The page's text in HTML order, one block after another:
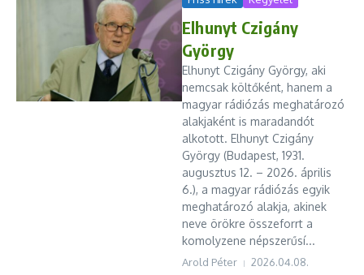
Elhunyt Czigány
György
Elhunyt Czigány György, aki
nemcsak költőként, hanem a
magyar rádiózás meghatározó
alakjaként is maradandót
alkotott. Elhunyt Czigány
György (Budapest, 1931.
augusztus 12. – 2026. április
6.), a magyar rádiózás egyik
meghatározó alakja, akinek
neve örökre összeforrt a
komolyzene népszerűsí...
Arold Péter 2026.04.08.